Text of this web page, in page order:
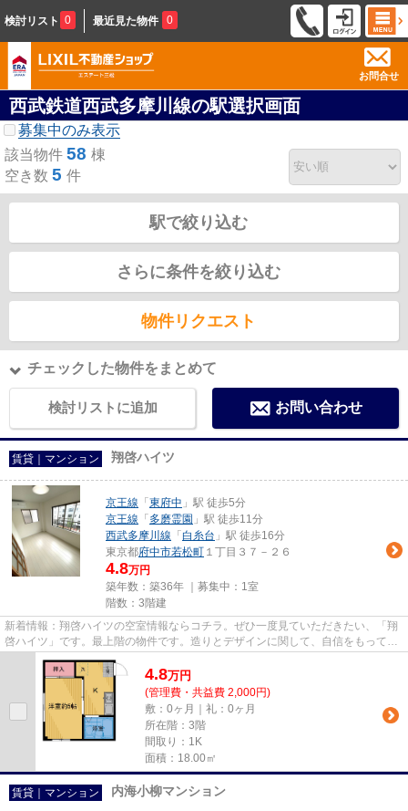
検討リスト 0 最近見た物件 0
お問合せ
西武鉄道西武多摩川線の駅選択画面
募集中のみ表示
該当物件 58 棟
空き数 5 件
駅で絞り込む
さらに条件を絞り込む
物件リクエスト
チェックした物件をまとめて
検討リストに追加 お問い合わせ
賃貸｜マンション 翔啓ハイツ
京王線 「 東府中 」駅 徒歩5分
京王線 「 多磨霊園 」駅 徒歩11分
西武多摩川線 「 白糸台 」駅 徒歩16分
東京都府中市若松町 １丁目３７－２６
4.8万円
築年数：築36年 ｜募集中： 1室
階数：3階建
新着情報：翔啓ハイツの空室情報ならコチラ。ぜひ一度見ていただきたい、「翔
啓ハイツ」です。最上階の物件です。造りとデザインに関して、自信をもって情
報を提供できるマンションで...
4.8万円
(管理費・共益費 2,000円)
敷：0ヶ月｜礼：0ヶ月
所在階：3階
間取り：1K
面積：18.00㎡
賃貸｜マンション 内海小柳マンション